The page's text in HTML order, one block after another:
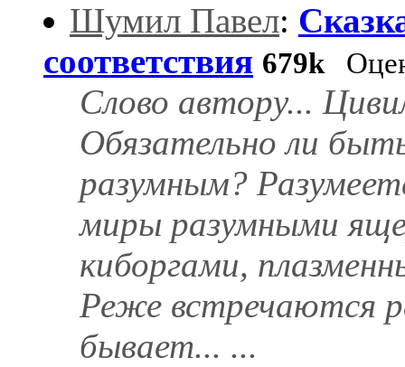
Шумил Павел:
соответствия 679k
Слово автоpу...
Обязательно ли
разумным?
миры разумными
киборгами,
Реже встречаются
бывает... ...